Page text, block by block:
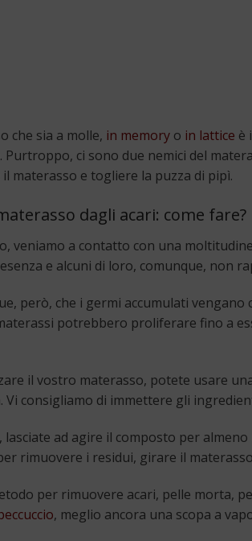
che sia a molle, in memory o in lattice è
Purtroppo, ci sono due nemici del
materasso e togliere la puzza di pipì.
dagli acari: come fare?
veniamo a contatto con una
e alcuni di loro, comunque, non
però, che i germi accumulati
potrebbero proliferare fino a
il vostro materasso, potete usare
Vi consigliamo di immettere gli
lasciate ad agire il composto per
rimuovere i residui, girare il
per rimuovere acari, pelle morta,
, meglio ancora una scopa a